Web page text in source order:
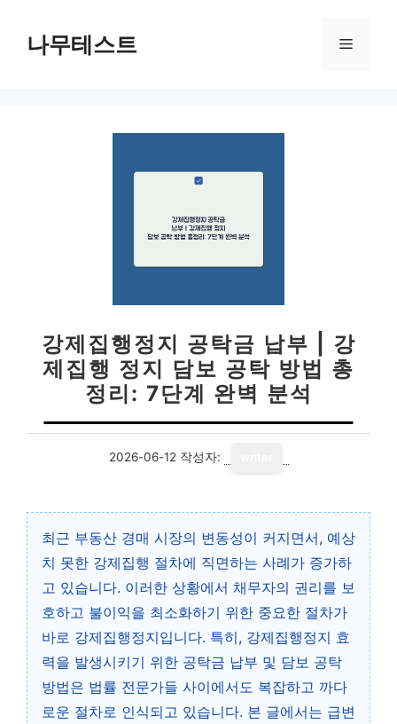
나무테스트 메
강제집행정지 공탁금 납부 | 강
제집행 정지 담보 공탁 방법 총
정리: 7단계 완벽 분석
2026-06-12 작성자:
최근 부동산 경매 시장의 변동성이 커지면서, 예상
치 못한 강제집행 절차에 직면하는 사례가 증가하
고 있습니다. 이러한 상황에서 채무자의 권리를 보
호하고 불이익을 최소화하기 위한 중요한 절차가
바로 강제집행정지입니다. 특히, 강제집행정지 효
력을 발생시키기 위한 공탁금 납부 및 담보 공탁
방법은 법률 전문가들 사이에서도 복잡하고 까다
로운 절차로 인식되고 있습니다. 본 글에서는 급변